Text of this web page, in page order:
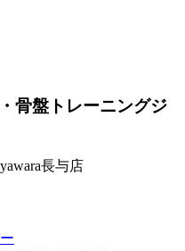
骨盤トレーニングジ
長与店